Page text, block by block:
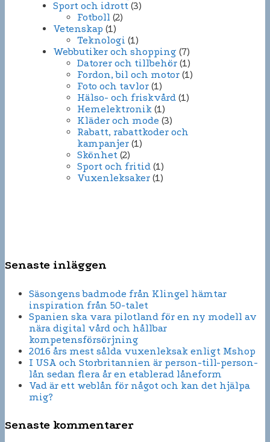
Sport och idrott (3)
Fotboll (2)
Vetenskap (1)
Teknologi (1)
Webbutiker och shopping (7)
Datorer och tillbehör (1)
Fordon, bil och motor (1)
Foto och tavlor (1)
Hälso- och friskvård (1)
Hemelektronik (1)
Kläder och mode (3)
Rabatt, rabattkoder och
kampanjer (1)
Skönhet (2)
Sport och fritid (1)
Vuxenleksaker (1)
Senaste inläggen
Säsongens badmode från Klingel hämtar
inspiration från 50-talet
Spanien ska vara pilotland för en ny modell av
nära digital vård och hållbar
kompetensförsörjning
2016 års mest sålda vuxenleksak enligt Mshop
I USA och Storbritannien är person-till-person-
lån sedan flera år en etablerad låneform
Vad är ett weblån för något och kan det hjälpa
mig?
Senaste kommentarer